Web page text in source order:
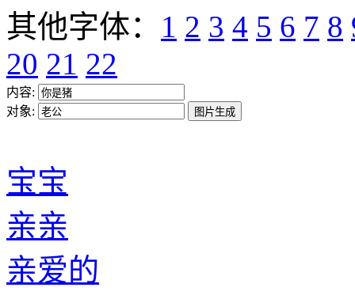
其他字体： 1 2 3 4 5 6 7 8
20 21 22
内容:
对象:
宝宝
亲亲
亲爱的